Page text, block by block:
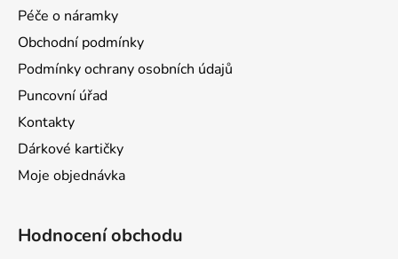
v
Péče o náramky
Obchodní podmínky
Podmínky ochrany osobních údajů
Puncovní úřad
Kontakty
Dárkové kartičky
Moje objednávka
Hodnocení obchodu